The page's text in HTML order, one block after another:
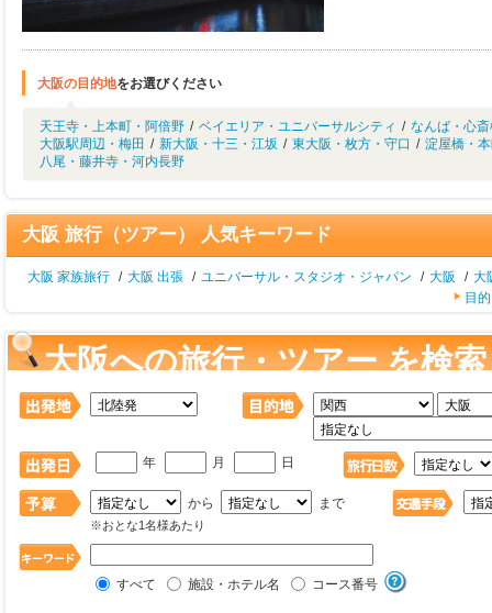
大阪の目的地をお選びください
天王寺・上本町・阿倍野 / ベイエリア・ユニバーサルシティ / なんば・心
大阪駅周辺・梅田 / 新大阪・十三・江坂 / 東大阪・枚方・守口 / 淀屋橋・
八尾・藤井寺・河内長野
大阪 旅行（ツアー） 人気キーワード
大阪 家族旅行 / 大阪 出張 / ユニバーサル・スタジオ・ジャパン / 大阪 / 大
目
大阪への旅行・ツアー を検索
年 月 日
から まで
※おとな1名様あたり
すべて 施設・ホテル名 コース番号